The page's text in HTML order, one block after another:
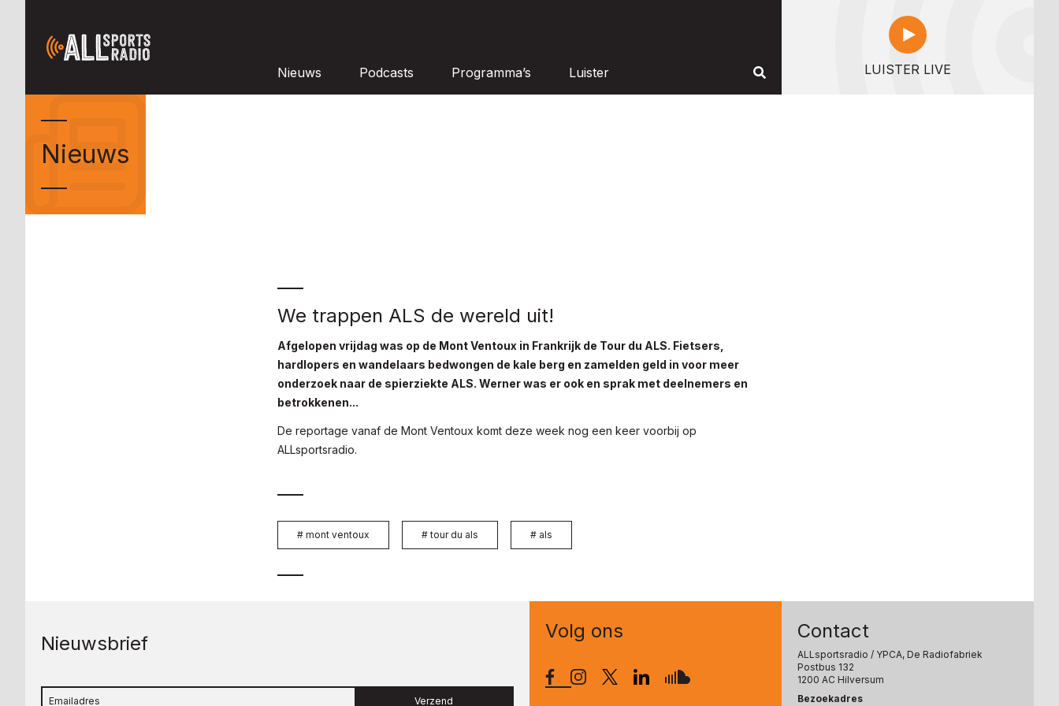
Nieuws Podcasts Programma’s Luister LUISTER LIVE
Nieuws
We trappen ALS de wereld uit!
Afgelopen vrijdag was op de Mont Ventoux in Frankrijk de Tour du ALS. Fietsers,
hardlopers en wandelaars bedwongen de kale berg en zamelden geld in voor meer
onderzoek naar de spierziekte ALS. Werner was er ook en sprak met deelnemers en
betrokkenen...
De reportage vanaf de Mont Ventoux komt deze week nog een keer voorbij op
ALLsportsradio.
# mont ventoux #tour du als # als
Nieuwsbrief
Verzend
Volg ons Contact
ALLsportsradio / YPCA, De Radiofabriek
Postbus 132
1200 AC Hilversum
Bezoekadres